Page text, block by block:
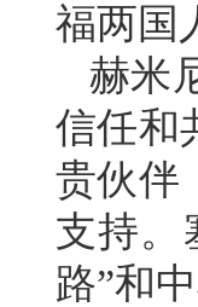
福两国
赫米
信任和
贵伙伴
支持。
路”和